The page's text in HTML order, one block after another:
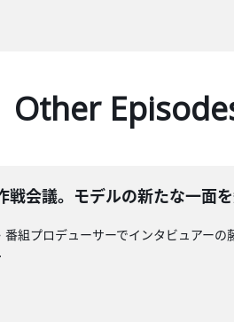
Other
会議。モデルの新たな一面
組プロデューサーでインタビュアー